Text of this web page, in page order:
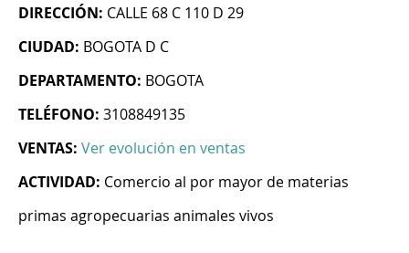
DIRECCIÓN: CALLE 68 C 110 D 29
CIUDAD: BOGOTA D C
DEPARTAMENTO: BOGOTA
TELÉFONO: 3108849135
VENTAS: Ver evolución en ventas
ACTIVIDAD: Comercio al por mayor de materias
primas agropecuarias animales vivos